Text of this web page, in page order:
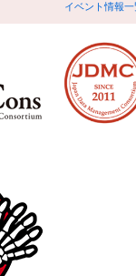
イベント情報一